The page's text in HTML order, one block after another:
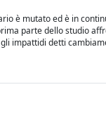
è mutato ed è in
parte dello studio
impattidi detti